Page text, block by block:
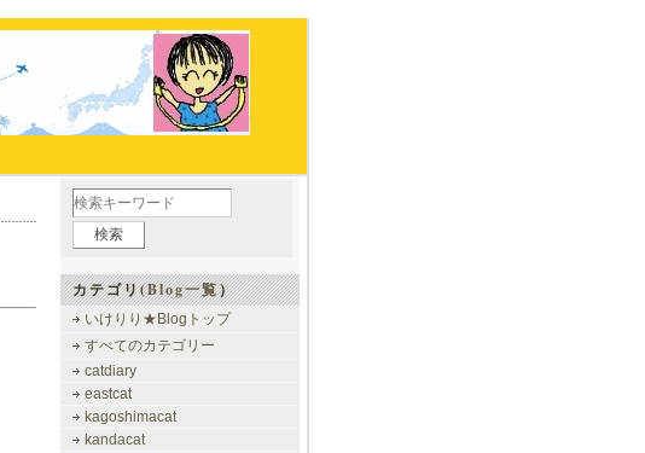
カテゴリ(Blog一覧）
いけりり★Blogトップ
すべてのカテゴリー
catdiary
eastcat
kagoshimacat
kandacat